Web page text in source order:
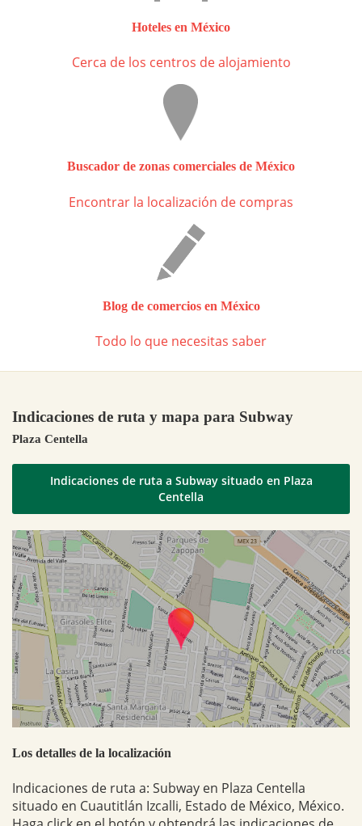
Hoteles en México
Cerca de los centros de alojamiento
Buscador de zonas comerciales de México
Encontrar la localización de compras
Blog de comercios en México
Todo lo que necesitas saber
Indicaciones de ruta y mapa para Subway
Plaza Centella
Indicaciones de ruta a Subway situado en Plaza
Centella
Los detalles de la localización
Indicaciones de ruta a: Subway en Plaza Centella
situado en Cuautitlán Izcalli, Estado de México, México.